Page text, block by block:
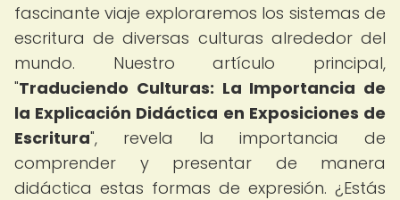
fascinante viaje exploraremos los sistemas de
escritura de diversas culturas alrededor del
mundo. Nuestro artículo principal,
"Traduciendo Culturas: La Importancia de
la Explicación Didáctica en Exposiciones de
Escritura", revela la importancia de
comprender y presentar de manera
didáctica estas formas de expresión. ¿Estás